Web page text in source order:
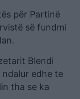
për Partinë
së fundmi
Blendi
edhe te
tha se ka